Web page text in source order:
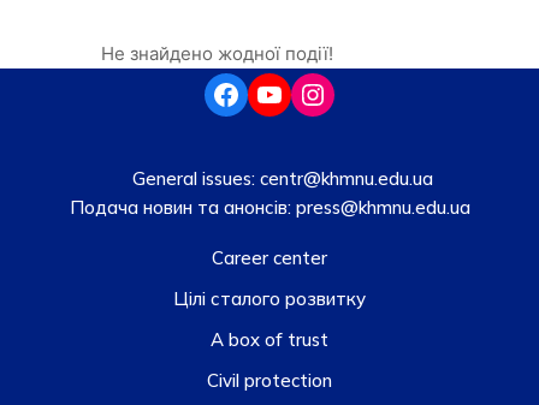
Не знайдено жодної події!
General issues: centr@khmnu.edu.ua
Подача новин та анонсів:press@khmnu.edu.ua
Career center
Цілі сталого розвитку
A box of trust
Civil protection